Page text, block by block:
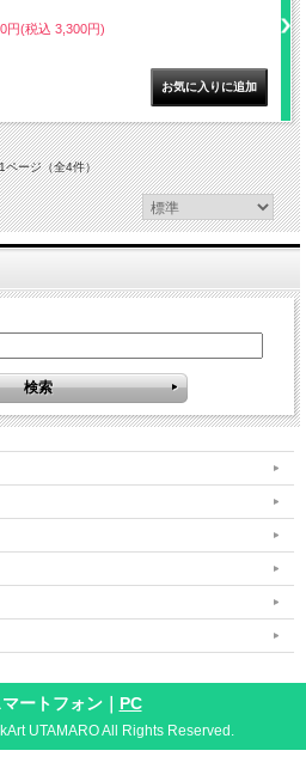
円(税込 3,300円)
ページ（全4件）
ートフォン｜ PC
UTAMARO All Rights Reserved.